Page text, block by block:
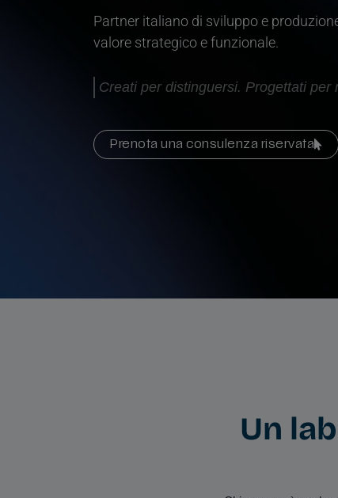
Partner italiano di sviluppo e
valore strategico e funzionale.
Creati per distinguersi. Progettati per
Prenota una consulenza riservata
Un